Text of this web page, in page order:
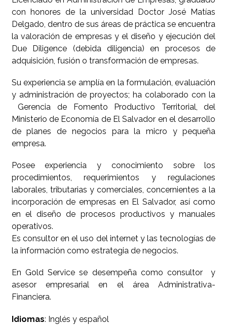
con honores de la universidad Doctor José Matías
Delgado, dentro de sus áreas de práctica se encuentra
la valoración de empresas y el diseño y ejecución del
Due Diligence (debida diligencia) en procesos de
adquisición, fusión o transformación de empresas.
Su experiencia se amplía en la formulación, evaluación
y administración de proyectos; ha colaborado con la
Gerencia de Fomento Productivo Territorial, del
Ministerio de Economía de El Salvador en el desarrollo
de planes de negocios para la micro y pequeña
empresa.
Posee experiencia y conocimiento sobre los
procedimientos, requerimientos y regulaciones
laborales, tributarias y comerciales, concernientes a la
incorporación de empresas en El Salvador, así como
en el diseño de procesos productivos y manuales
operativos.
Es consultor en el uso del internet y las tecnologías de
la información como estrategia de negocios.
En Gold Service se desempeña como consultor y
asesor empresarial en el área Administrativa-
Financiera.
Idiomas: Inglés y español